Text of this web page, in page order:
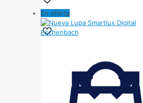
En oferta